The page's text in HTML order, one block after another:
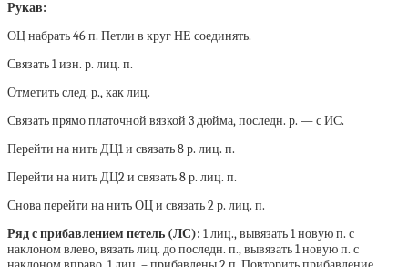
Рукав:
ОЦ набрать 46 п. Петли в круг НЕ соединять.
Связать 1 изн. р. лиц. п.
Отметить след. р., как лиц.
Связать прямо платочной вязкой 3 дюйма, последн. р. — с ИС.
Перейти на нить ДЦ1 и связать 8 р. лиц. п.
Перейти на нить ДЦ2 и связать 8 р. лиц. п.
Снова перейти на нить ОЦ и связать 2 р. лиц. п.
Ряд с прибавлением петель (ЛС): 1 лиц., вывязать 1 новую п. с
наклоном влево, вязать лиц. до последн. п., вывязать 1 новую п. с